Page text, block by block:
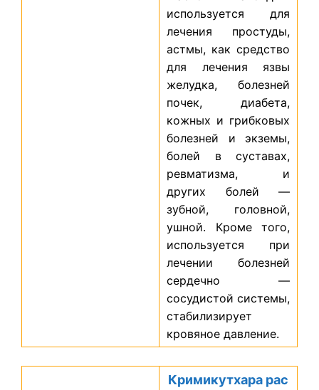
используется для
лечения простуды,
астмы, как средство
для лечения язвы
желудка, болезней
почек, диабета,
кожных и грибковых
болезней и экземы,
болей в суставах,
ревматизма, и
других болей —
зубной, головной,
ушной. Кроме того,
используется при
лечении болезней
сердечно —
сосудистой системы,
стабилизирует
кровяное давление.
Кримикутхара рас